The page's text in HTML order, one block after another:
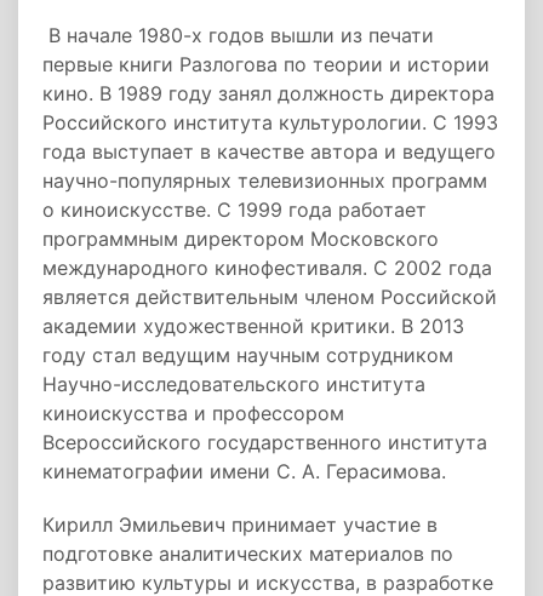
В начале 1980-х годов вышли из печати
первые книги Разлогова по теории и истории
кино. В 1989 году занял должность директора
Российского института культурологии. С 1993
года выступает в качестве автора и ведущего
научно-популярных телевизионных программ
о киноискусстве. С 1999 года работает
программным директором Московского
международного кинофестиваля. С 2002 года
является действительным членом Российской
академии художественной критики. В 2013
году стал ведущим научным сотрудником
Научно-исследовательского института
киноискусства и профессором
Всероссийского государственного института
кинематографии имени С. А. Герасимова.
Кирилл Эмильевич принимает участие в
подготовке аналитических материалов по
развитию культуры и искусства, в разработке